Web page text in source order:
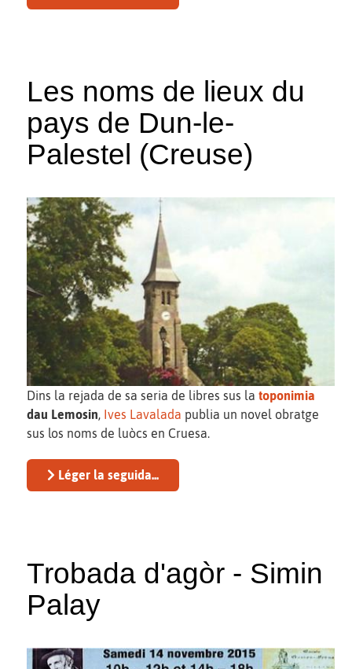
Les noms de lieux du
pays de Dun-le-
Palestel (Creuse)
Dins la rejada de sa seria de libres sus la toponimia
dau Lemosin, Ives Lavalada publia un novel obratge
sus los noms de luòcs en Cruesa.
Léger la seguida...
Trobada d'agòr - Simin
Palay